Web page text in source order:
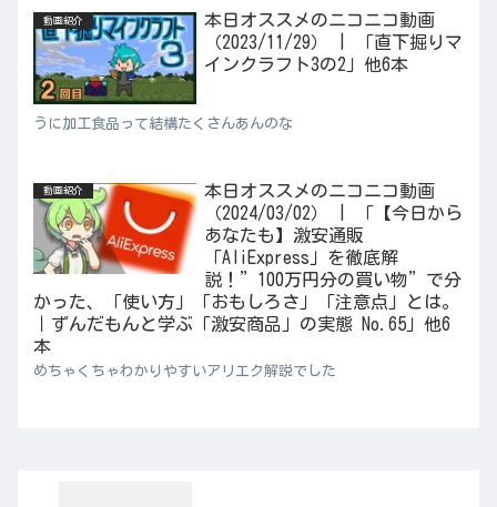
動画紹介
本日オススメのニコニコ動画
（2023/11/29） | 「直下掘りマ
インクラフト3の2」他6本
うに加工食品って結構たくさんあんのな
動画紹介
本日オススメのニコニコ動画
（2024/03/02） | 「【今日から
あなたも】激安通販
「AliExpress」を徹底解
説！”100万円分の買い物”で分
かった、「使い方」「おもしろさ」「注意点」とは。
｜ずんだもんと学ぶ「激安商品」の実態 No.65」他6
本
めちゃくちゃわかりやすいアリエク解説でした